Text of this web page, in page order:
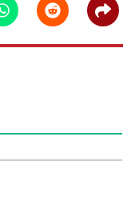
WhatsappReddit